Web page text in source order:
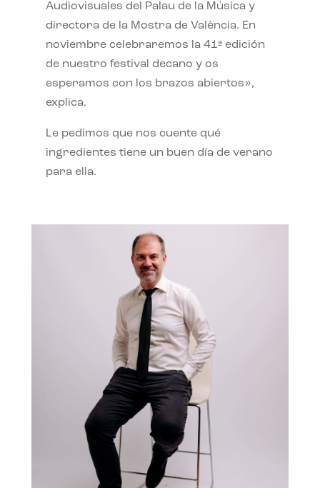
Audiovisuales del Palau de la Música y
directora de la Mostra de València. En
noviembre celebraremos la 41ª edición
de nuestro festival decano y os
esperamos con los brazos abiertos»,
explica.
Le pedimos que nos cuente qué
ingredientes tiene un buen día de verano
para ella.